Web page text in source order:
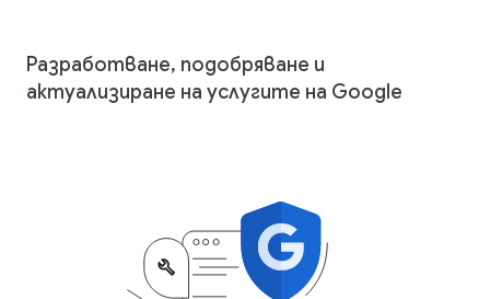
Разработване, подобряване и
актуализиране на услугите на Google